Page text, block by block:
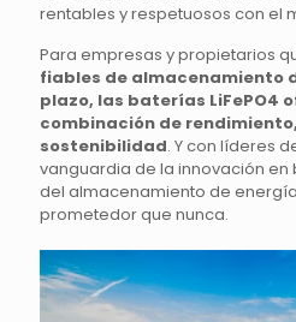
rentables y respetuosos con el
Para empresas y propietarios
fiables de almacenamiento
plazo, las baterías LiFePO4
combinación de
sostenibilidad. Y con líderes
vanguardia de la innovación en
del almacenamiento de
prometedor que nunca.